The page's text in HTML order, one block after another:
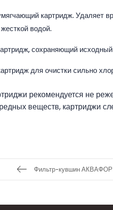
картридж. Удаляет
водой.
сохраняющий исходный
для очистки сильно
рекомендуется не
веществ, картриджи
Фильтр-кувшин АКВАФОР